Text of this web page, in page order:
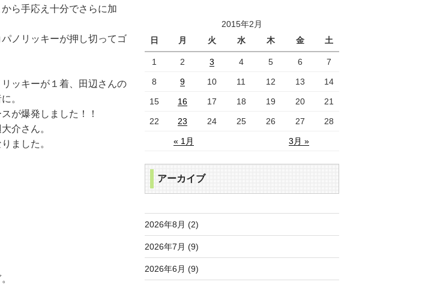
ら手応え十分でさらに加
ノリッキーが押し切ってゴ
ッキーが１着、田辺さんの
。
が爆発しました！！
介さん。
ました。
2015年2月
日
月 火 水 木 金 土
« 1月 3月 »
1 2 3 4 5 6 7
8 9 10 11 12 13 14
15 16 17 18 19 20 21
22 23 24 25 26 27 28
アーカイブ
2026年8月 (2)
2026年7月 (9)
2026年6月 (9)